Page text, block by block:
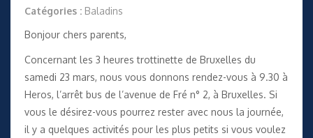
Catégories : Baladins
Bonjour chers parents,
Concernant les 3 heures trottinette de Bruxelles du
samedi 23 mars, nous vous donnons rendez-vous à 9.30 à
Heros, l’arrêt bus de l’avenue de Fré n° 2, à Bruxelles. Si
vous le désirez-vous pourrez rester avec nous la journée,
il y a quelques activités pour les plus petits si vous voulez